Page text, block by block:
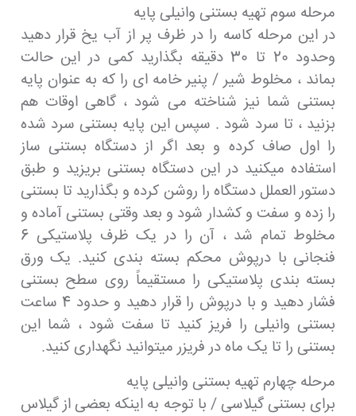
مرحله سوم تهیه بستنی وانیلی پایه
در این مرحله کاسه را در ظرف پر از آب یخ قرار دهید
وحدود 20 تا 30 دقیقه بگذارید کمی در این حالت
بماند ، مخلوط شیر / پنیر خامه ای را که به عنوان پایه
بستنی شما نیز شناخته می شود ، گاهی اوقات هم
بزنید ، تا سرد شود . سپس این پایه بستنی سرد شده
را اول صاف کرده و بعد اگر از دستگاه بستنی ساز
استفاده میکنید در این دستگاه بستنی بریزید و طبق
دستور العملل دستگاه را روشن کرده و بگذارید تا بستنی
را زده و سفت و کشدار شود و بعد وقتی بستنی آماده و
مخلوط تمام شد ، آن را در یک ظرف پلاستیکی 6
فنجانی با درپوش محکم بسته بندی کنید. یک ورق
بسته بندی پلاستیکی را مستقیماً روی سطح بستنی
فشار دهید و با درپوش را قرار دهید و حدود 4 ساعت
بستنی وانیلی را فریز کنید تا سفت شود ، شما این
بستنی را تا یک ماه در فریزر میتوانید نگهداری کنید.
مرحله چهارم تهیه بستنی وانیلی پایه
برای بستنی گیلاسی / با توجه به اینکه بعضی از گیلاس